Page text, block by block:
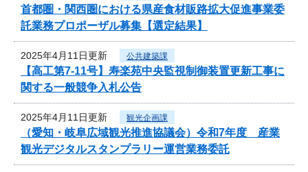
首都圏・関西圏における県産食材販路拡大促進事業委
託業務プロポーザル募集【選定結果】
2025年4月11日更新 公共建築課
【高工第7-11号】寿楽苑中央監視制御装置更新工事に
関する一般競争入札公告
2025年4月11日更新 観光企画課
（愛知・岐阜広域観光推進協議会）令和7年度 産業
観光デジタルスタンプラリー運営業務委託